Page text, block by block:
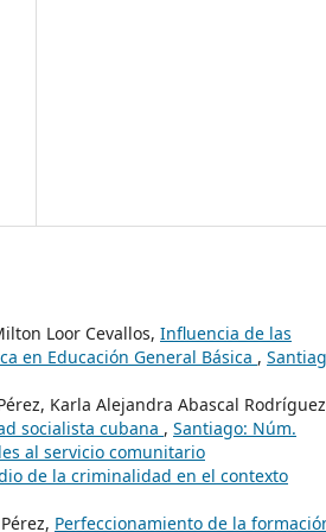
Loor Cevallos, Influencia de las
en Educación General Básica ,
Karla Alejandra Abascal
socialista cubana , Santiago: Núm.
al servicio comunitario
de la criminalidad en el contexto
Perfeccionamiento de la